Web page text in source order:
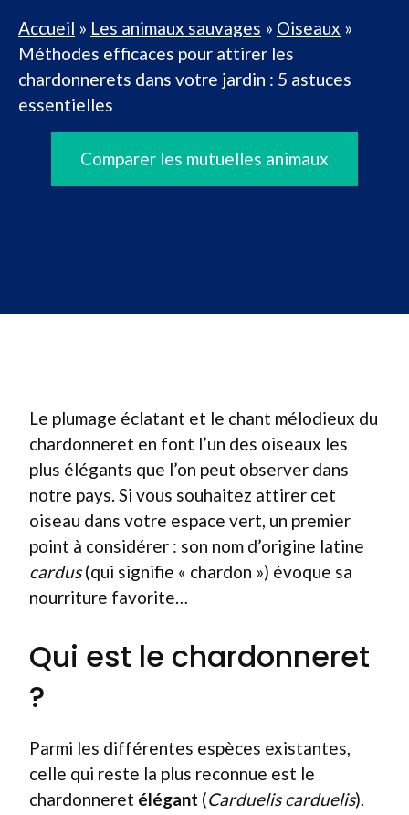
Accueil » Les animaux sauvages » Oiseaux »
Méthodes efficaces pour attirer les
chardonnerets dans votre jardin : 5 astuces
essentielles
Comparer les mutuelles animaux
Le plumage éclatant et le chant mélodieux du
chardonneret en font l’un des oiseaux les
plus élégants que l’on peut observer dans
notre pays. Si vous souhaitez attirer cet
oiseau dans votre espace vert, un premier
point à considérer : son nom d’origine latine
cardus(qui signifie « chardon ») évoque sa
nourriture favorite…
Qui est le chardonneret
?
Parmi les différentes espèces existantes,
celle qui reste la plus reconnue est le
chardonneret élégant (Carduelis carduelis).